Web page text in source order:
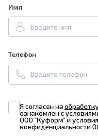
Имя
Телефон
Я согласен на
ознакомлен с
ООО "Куформ" и
конфиденциальности